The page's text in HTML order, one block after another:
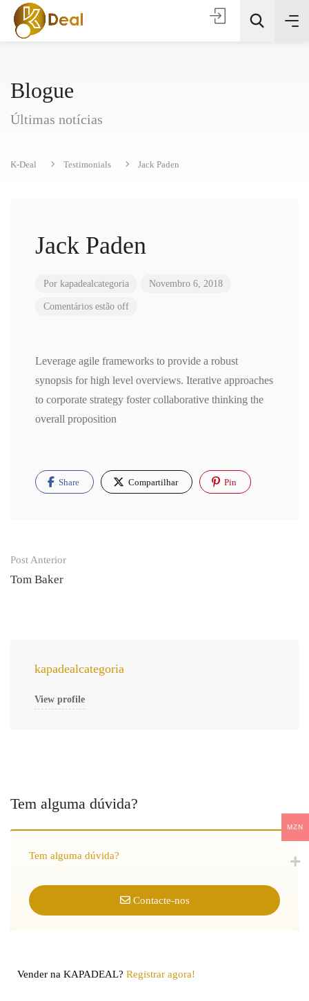
Blogue
Últimas notícias
K-Deal Testimonials Jack Paden
Jack Paden
Por kapadealcategoria Novembro 6, 2018
Comentários estão off
Leverage agile frameworks to provide a robust
synopsis for high level overviews. Iterative approaches
to corporate strategy foster collaborative thinking the
overall proposition
Share Compartilhar Pin
Post
navigation
Post Anterior
Tom Baker
kapadealcategoria
View profile
Tem alguma dúvida?
Tem alguma dúvida?
Contacte-nos
Vender na KAPADEAL? Registrar agora!
MZN